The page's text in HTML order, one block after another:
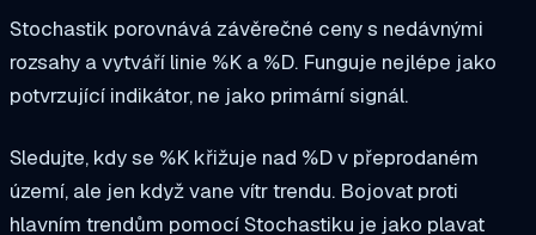
Stochastik porovnává závěrečné ceny s nedávnými
rozsahy a vytváří linie %K a %D. Funguje nejlépe jako
potvrzující indikátor, ne jako primární signál.
Sledujte, kdy se %K křižuje nad %D v přeprodaném
území, ale jen když vane vítr trendu. Bojovat proti
hlavním trendům pomocí Stochastiku je jako plavat